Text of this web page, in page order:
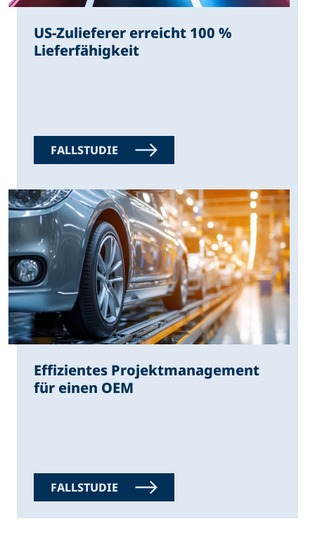
US-Zulieferer erreicht 100 %
Lieferfähigkeit
FALLSTUDIE
Effizientes Projektmanagement
für einen OEM
FALLSTUDIE